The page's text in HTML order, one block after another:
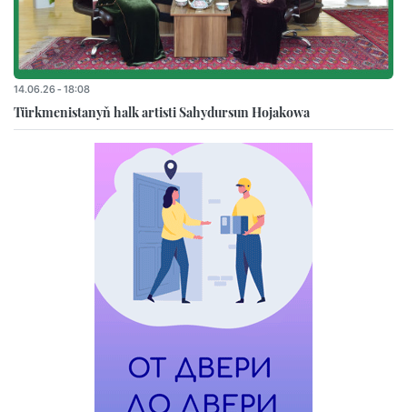
14.06.26 - 18:08
Türkmenistanyň halk artisti Sahydursun Hojakowa